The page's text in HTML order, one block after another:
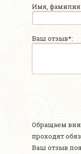
Имя,
Ваш отзыв*:
Обращаем
проходят
Ваш отзыв